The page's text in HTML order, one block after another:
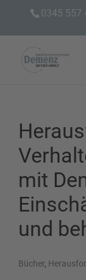
0345 557
mit
und
Bücher,